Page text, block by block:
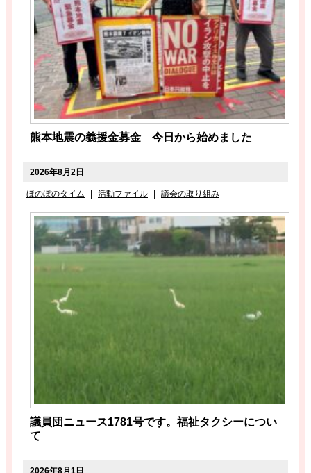
熊本地震の義援金募金 今日から始めました
2026年8月2日
ほのぼのタイム | 活動ファイル | 議会の取り組み
議員団ニュース1781号です。福祉タクシーについ
て